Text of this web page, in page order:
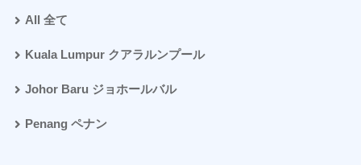
All 全て
Kuala Lumpur クアラルンプール
Johor Baru ジョホールバル
Penang ペナン